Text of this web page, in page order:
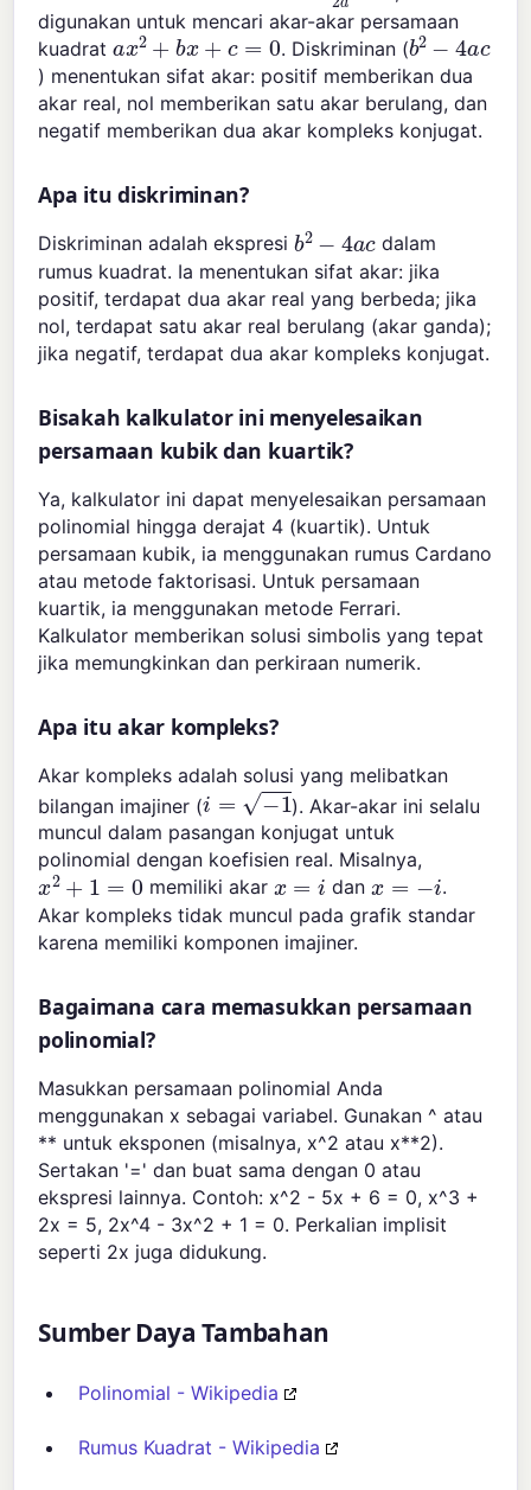
digunakan untuk mencari akar-akar persamaan
kuadratax2+bx+c=0 . Diskriminan (b2−4
) menentukan sifat akar: positif memberikan dua
akar real, nol memberikan satu akar berulang, dan
negatif memberikan dua akar kompleks konjugat.
Apa itu diskriminan?
Diskriminan adalah ekspresib2 4
dalam
rumus kuadrat. Ia menentukan sifat akar: jika
positif, terdapat dua akar real yang berbeda; jika
nol, terdapat satu akar real berulang (akar ganda);
jika negatif, terdapat dua akar kompleks konjugat.
Bisakah kalkulator ini menyelesaikan
persamaan kubik dan kuartik?
Ya, kalkulator ini dapat menyelesaikan persamaan
polinomial hingga derajat 4 (kuartik). Untuk
persamaan kubik, ia menggunakan rumus Cardano
atau metode faktorisasi. Untuk persamaan
kuartik, ia menggunakan metode Ferrari.
Kalkulator memberikan solusi simbolis yang tepat
jika memungkinkan dan perkiraan numerik.
Apa itu akar kompleks?
Akar kompleks adalah solusi yang melibatkan
bilangan imajiner (
i=− 1
). Akar-akar ini selalu
muncul dalam pasangan konjugat untuk
polinomial dengan koefisien real. Misalnya,
x2+1=0 memiliki akar x=i danx=− i
.
Akar kompleks tidak muncul pada grafik standar
karena memiliki komponen imajiner.
Bagaimana cara memasukkan persamaan
polinomial?
Masukkan persamaan polinomial Anda
menggunakan x sebagai variabel. Gunakan ^ atau
** untuk eksponen (misalnya, x^2 atau x**2).
Sertakan '=' dan buat sama dengan 0 atau
ekspresi lainnya. Contoh: x^2 - 5x + 6 = 0, x^3 +
2x = 5, 2x^4 - 3x^2 + 1 = 0. Perkalian implisit
seperti 2x juga didukung.
Sumber Daya Tambahan
Polinomial - Wikipedia
Rumus Kuadrat - Wikipedia